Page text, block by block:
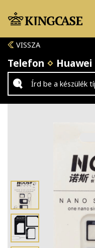
VISSZA
Telefon Huawei